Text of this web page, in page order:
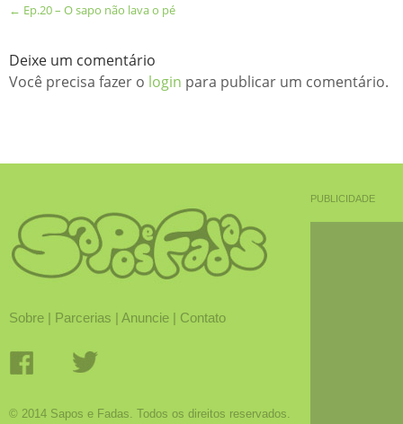
← Ep.20 – O sapo não lava o pé
Deixe um comentário
Você precisa fazer o login para publicar um comentário.
Sobre | Parcerias | Anuncie | Contato
© 2014 Sapos e Fadas. Todos os direitos reservados.
PUBLICIDADE